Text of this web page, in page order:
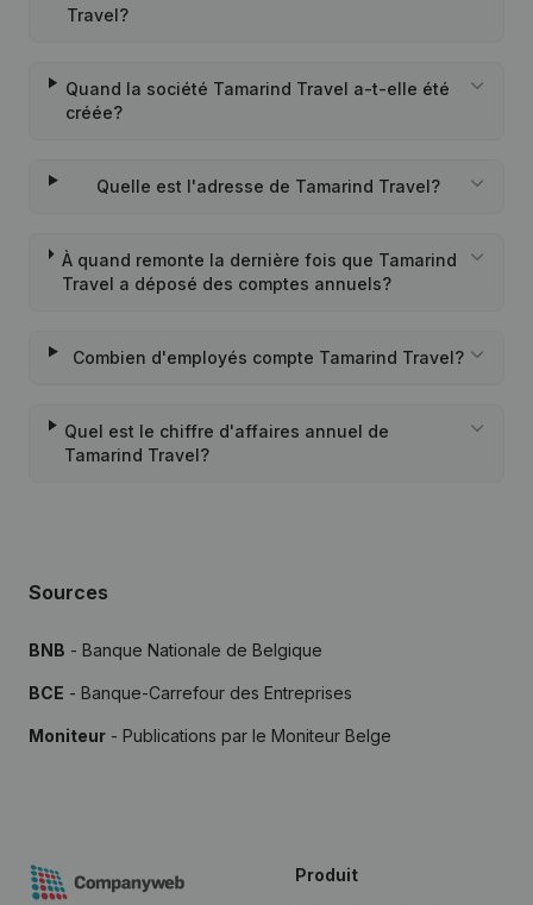
Travel?
Quand la société Tamarind Travel a-t-elle été
créée?
Quelle est l'adresse de Tamarind Travel?
À quand remonte la dernière fois que Tamarind
Travel a déposé des comptes annuels?
Combien d'employés compte Tamarind Travel?
Quel est le chiffre d'affaires annuel de
Tamarind Travel?
Sources
BNB - Banque Nationale de Belgique
BCE - Banque-Carrefour des Entreprises
Moniteur - Publications par le Moniteur Belge
Produit